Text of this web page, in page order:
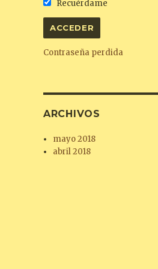
Recuérdame
Contraseña perdida
ARCHIVOS
mayo 2018
abril 2018